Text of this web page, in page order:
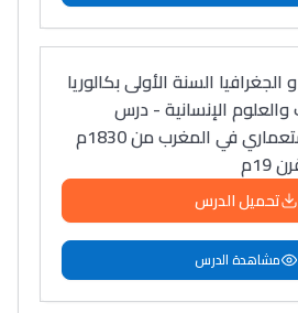
الجغرافيا السنة الأولى بكالوريا
الإنسانية - درس
التغلغل الاستعماري في المغرب من 1830م
تحميل الدرس
مشاهدة الدرس